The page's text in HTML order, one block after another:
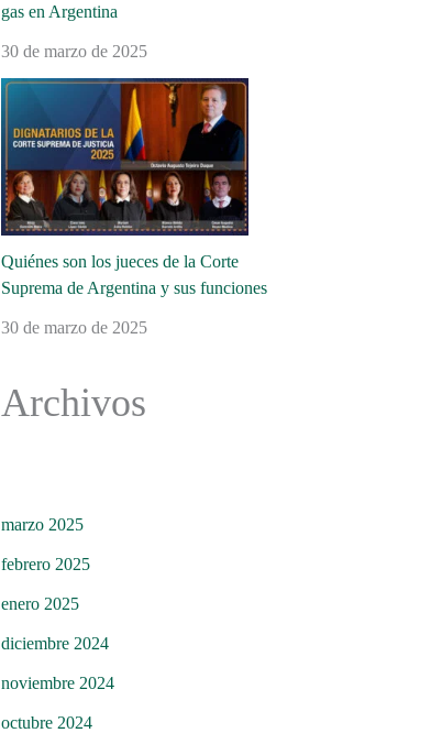
gas en Argentina
30 de marzo de 2025
Quiénes son los jueces de la Corte
Suprema de Argentina y sus funciones
30 de marzo de 2025
Archivos
marzo 2025
febrero 2025
enero 2025
diciembre 2024
noviembre 2024
octubre 2024